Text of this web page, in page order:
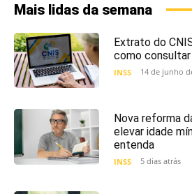
Mais lidas da semana
Extrato do
como
INSS 14 de junho
Nova reforma
elevar idade
entenda
INSS 5 dias atrás